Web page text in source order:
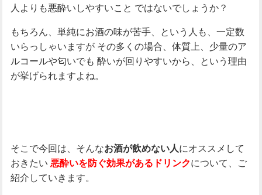
人よりも悪酔いしやすいこと ではないでしょうか？
もちろん、単純にお酒の味が苦手、という人も、一定数
いらっしゃいますがその多くの場合、体質上、少量のア
ルコールや匂いでも 酔いが回りやすいから、という理由
が挙げられますよね。
そこで今回は、そんなお酒が飲めない人にオススメして
おきたい 悪酔いを防ぐ効果があるドリンクについて、ご
紹介していきます。